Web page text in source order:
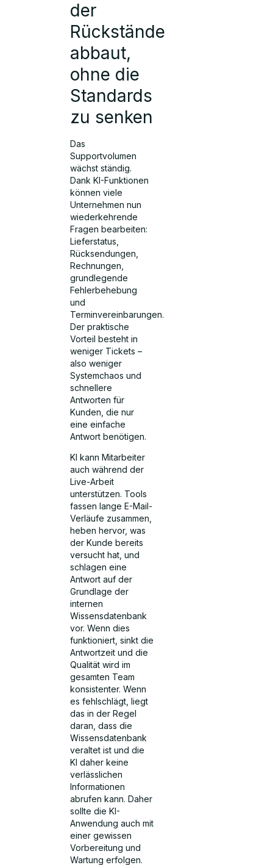
der
Rückstände
abbaut,
ohne die
Standards
zu senken
Das
Supportvolumen
wächst ständig.
Dank KI-Funktionen
können viele
Unternehmen nun
wiederkehrende
Fragen bearbeiten:
Lieferstatus,
Rücksendungen,
Rechnungen,
grundlegende
Fehlerbehebung
und
Terminvereinbarungen.
Der praktische
Vorteil besteht in
weniger Tickets –
also weniger
Systemchaos und
schnellere
Antworten für
Kunden, die nur
eine einfache
Antwort benötigen.
KI kann Mitarbeiter
auch während der
Live-Arbeit
unterstützen. Tools
fassen lange E-Mail-
Verläufe zusammen,
heben hervor, was
der Kunde bereits
versucht hat, und
schlagen eine
Antwort auf der
Grundlage der
internen
Wissensdatenbank
vor. Wenn dies
funktioniert, sinkt die
Antwortzeit und die
Qualität wird im
gesamten Team
konsistenter. Wenn
es fehlschlägt, liegt
das in der Regel
daran, dass die
Wissensdatenbank
veraltet ist und die
KI daher keine
verlässlichen
Informationen
abrufen kann. Daher
sollte die KI-
Anwendung auch mit
einer gewissen
Vorbereitung und
Wartung erfolgen.